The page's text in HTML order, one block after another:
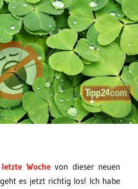
letzte Wochevon dieser neuen
es jetzt richtig los! Ich habe